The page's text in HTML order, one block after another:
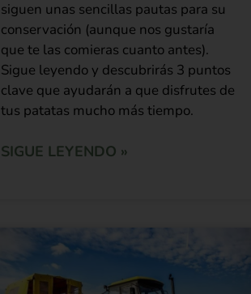
siguen unas sencillas pautas para su
conservación (aunque nos gustaría
que te las comieras cuanto antes).
Sigue leyendo y descubrirás 3 puntos
clave que ayudarán a que disfrutes de
tus patatas mucho más tiempo.
SIGUE LEYENDO »